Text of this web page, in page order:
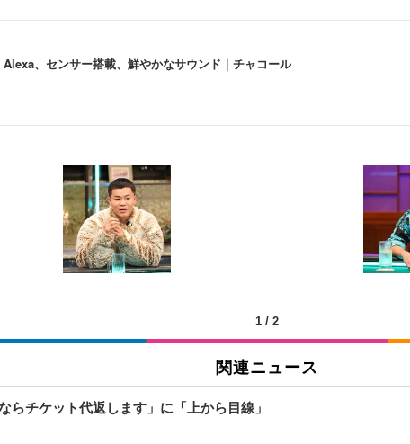
、センサー搭載、鮮やかなサウンド｜チャコール
ない 跳ね上げ式アームレスト コンパクト 約105度ロッキング pc 事務椅
テレワーク チェア 強化バックレスト 30度ロッキング機能 人間工学 椅
強/事務用 おしゃれ パソコンチェア (ブラック)
EV3240X-WT | 31.5型4K UHD・USB Type-C・ホワイト
充電フック付き（CFI-ZDM1J）
ー 1回使い捨て 無香料 ホワイト 300枚
枚入り 単品
1 / 2
関連ニュース
チケット代返します」に「上から目線」